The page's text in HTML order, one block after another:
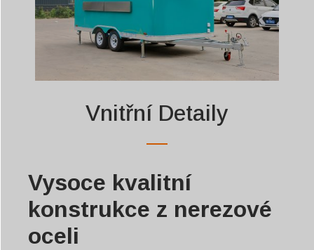
Vnitřní Detaily
Vysoce kvalitní
konstrukce z nerezové
oceli